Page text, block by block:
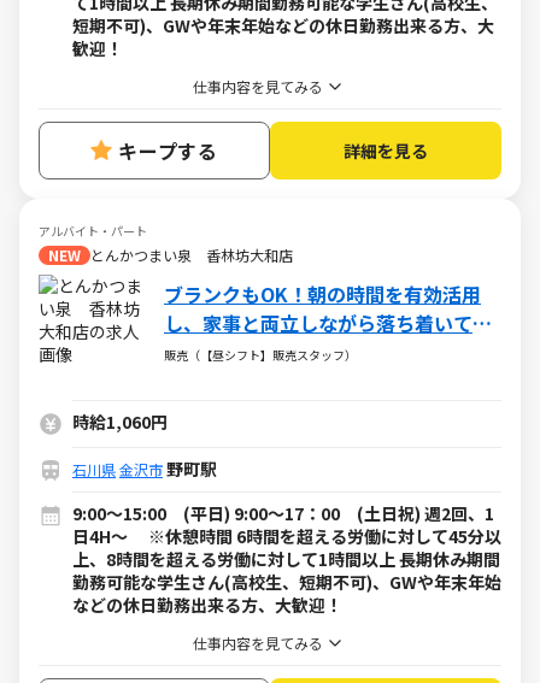
短期不可)、GWや年末年始などの休日勤務出来る方、大
歓迎！
仕事内容を見てみる
キープする 詳細を見る
アルバイト・パート
NEW とんかつまい泉 香林坊大和店
ブランクもOK！朝の時間を有効活用
し、家事と両立しながら落ち着いて働
ける販売スタッフ
販売（【昼シフト】販売スタッフ）
時給1,060円
石川県金沢市野町駅
9:00～15:00 (平日) 9:00～17：00 (土日祝) 週2回、1
日4H～ ※休憩時間 6時間を超える労働に対して45分以
上、8時間を超える労働に対して1時間以上 長期休み期間
勤務可能な学生さん(高校生、短期不可)、GWや年末年始
などの休日勤務出来る方、大歓迎！
仕事内容を見てみる